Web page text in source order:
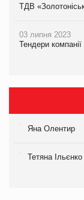
ТДВ
03 липня 2023
Тендери компанії
Яна Олентир
Тетяна Ільєнко